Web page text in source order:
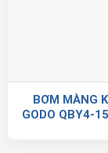
BƠM MÀNG
GODO QBY4-